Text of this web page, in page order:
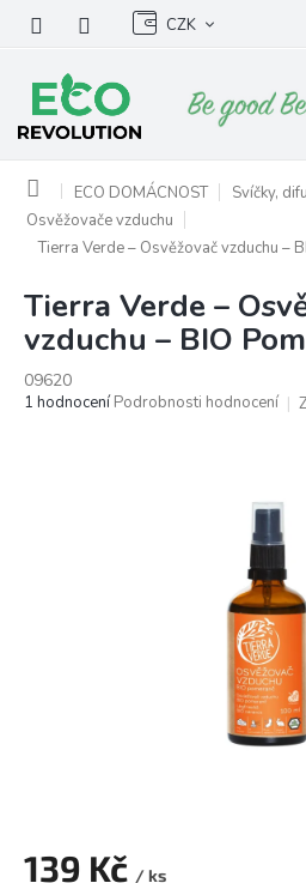
obsah
CZK
Domů ECO DOMÁCNOST
Svíčky,
Osvěžovače vzduchu
Tierra Verde – Osvěžovač vzduchu –
Tierra Verde –
vzduchu – BIO
09620
Průměrné
1 hodnocení Podrobnosti hodnocení
139 Kč / ks